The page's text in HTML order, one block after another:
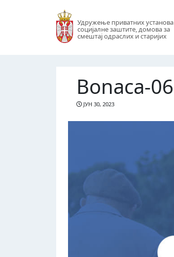
Удружење приватних установа
социјалне заштите, домова за
смештај одраслих и старијих
Bonaca-06
ЈУН 30, 2023